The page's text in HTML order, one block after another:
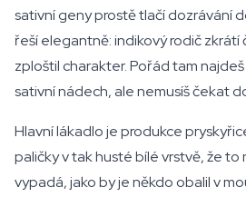
sativní geny prostě tlačí dozrávání
řeší elegantně: indikový rodič zkrátí
zploštil charakter. Pořád tam
sativní nádech, ale nemusíš čekat
Hlavní lákadlo je produkce
paličky v tak husté bílé vrstvě, že to
vypadá, jako by je někdo obalil v